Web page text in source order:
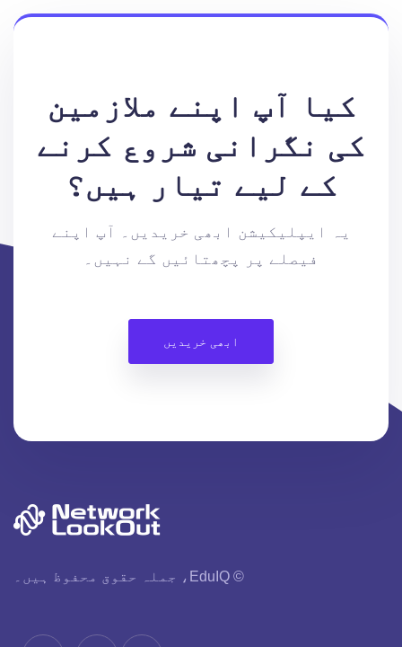
کیا آپ اپنے ملازمین
کی نگرانی شروع کرنے
کے لیے تیار ہیں؟
یہ ایپلیکیشن ابھی خریدیں۔ آپ اپنے
فیصلے پر پچھتائیں گے نہیں۔
ابھی خریدیں
© EduIQ، جملہ حقوق محفوظ ہیں۔